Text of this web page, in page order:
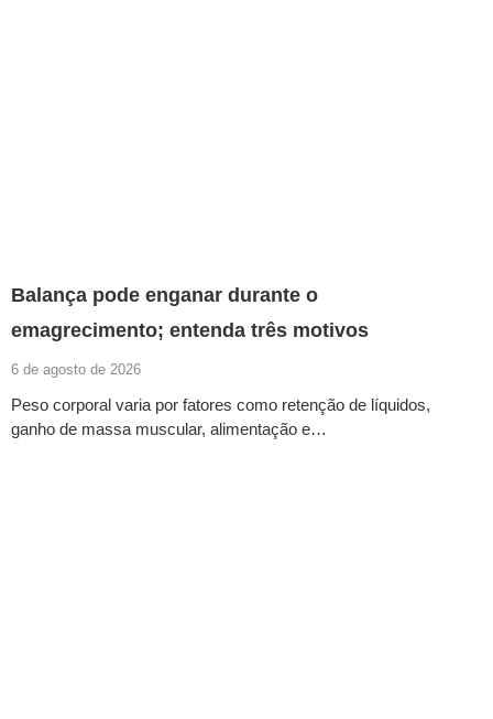
Balança pode enganar durante o
emagrecimento; entenda três motivos
6 de agosto de 2026
Peso corporal varia por fatores como retenção de líquidos,
ganho de massa muscular, alimentação e…